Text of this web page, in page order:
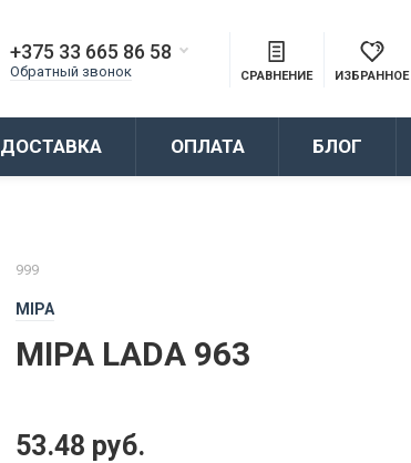
+375 33 665 86 58
Обратный звонок СРАВНЕНИЕ ИЗБРАННОЕ
ДОСТАВКА ОПЛАТА БЛОГ
999
MIPA
MIPA LADA 963
53.48 руб.